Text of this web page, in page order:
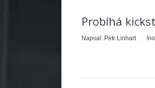
Probíhá
Napsal: Petr Linhart